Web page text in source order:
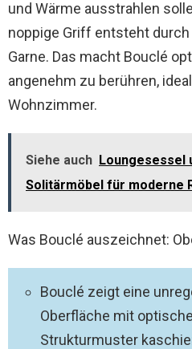
und Wärme ausstrahlen
noppige Griff entsteht
Garne. Das macht Bouclé
angenehm zu berühren,
Wohnzimmer.
Siehe auch Loungesessel
Solitärmöbel für moderne
Was Bouclé auszeichnet:
Bouclé zeigt eine
Oberfläche mit
Strukturmuster